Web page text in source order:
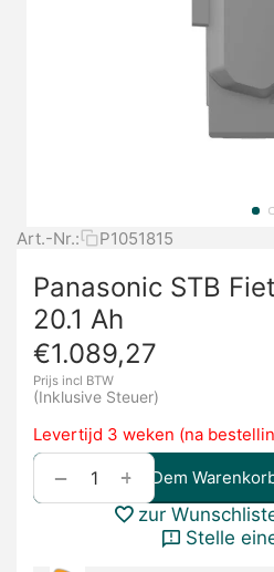
Art.-Nr.: P1051815
Panasonic STB
20.1 Ah
€1.089,27
Prijs incl BTW
(Inklusive Steuer)
Levertijd 3 weken (na
+
− Dem
zur
Stelle